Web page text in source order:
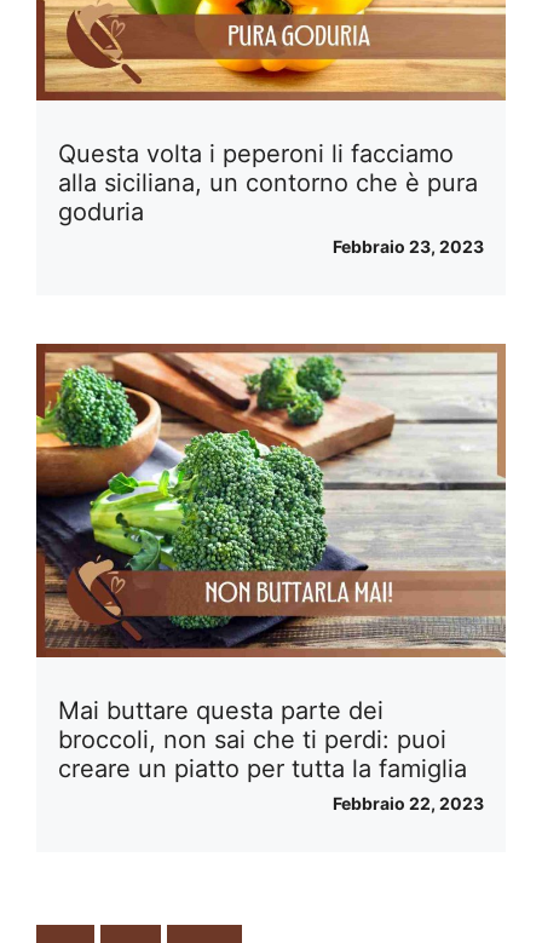
Questa volta i peperoni li facciamo
alla siciliana, un contorno che è pura
goduria
Febbraio 23, 2023
Mai buttare questa parte dei
broccoli, non sai che ti perdi: puoi
creare un piatto per tutta la famiglia
Febbraio 22, 2023